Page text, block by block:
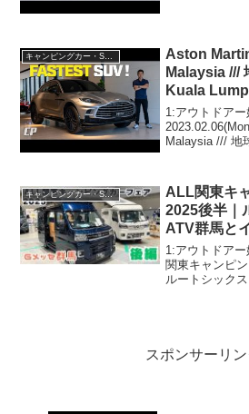
Aston
Malaysia ///
Kuala
1:アウトドアー
Malaysia /// 地
キャンピングカー・SUV人気車種
ALL関東キ
2025後半｜
ATV群馬と
クビィと
イフとロー
ディとバン
1:アウトドア
関東キャンピ
ルートシック
スポンサーリン